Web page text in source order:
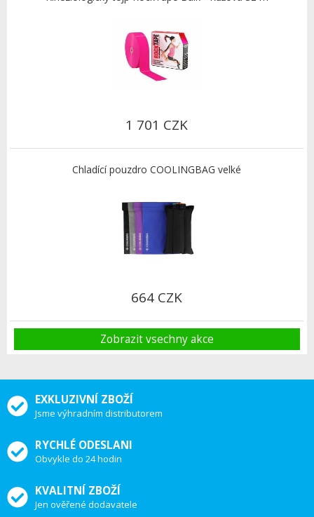
1 701 CZK
Chladící pouzdro COOLINGBAG velké
664 CZK
Zobrazit vsechny akce
EXKLUZIVNÍ ZBOŽÍ
Jsme výhradním distributorem
RYCHLÉ ODESLANI
Obvykle do 24 hodin
KVALITNÍ ZBOŽÍ
Jen ověřené dodavatele